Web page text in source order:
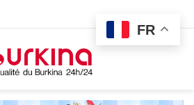
FR